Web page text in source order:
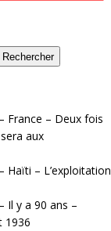
Rechercher
France – Deux fois
aux
Haïti – L’exploitation
Il y a 90 ans –
1936